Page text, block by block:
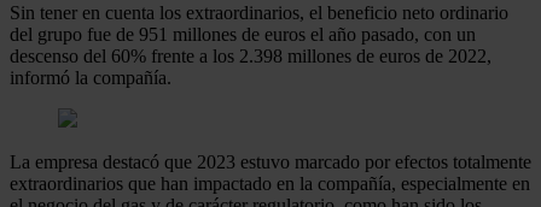
Sin tener en cuenta los extraordinarios, el beneficio neto ordinario
del grupo fue de 951 millones de euros el año pasado, con un
descenso del 60% frente a los 2.398 millones de euros de 2022,
informó la compañía.
La empresa destacó que 2023 estuvo marcado por efectos totalmente
extraordinarios que han impactado en la compañía, especialmente en